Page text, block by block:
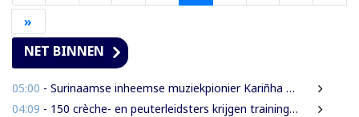
paginapagina
»
pagina
NET BINNEN
05:00 - Surinaamse inheemse muziekpionier Kariñha Basi krijgt oeuvreprijs in Rotterdam
04:09 - 150 crèche- en peuterleidsters krijgen training in verkeerseducatie